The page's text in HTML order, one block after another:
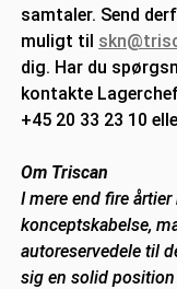
samtaler. Send
muligt til
dig. Har du
kontakte
+45 20 33 23 10
Om Triscan
I mere end fire
konceptskabelse,
autoreservedele til
sig en solid